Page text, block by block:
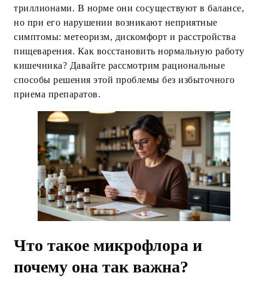
триллионами. В норме они сосуществуют в балансе,
но при его нарушении возникают неприятные
симптомы: метеоризм, дискомфорт и расстройства
пищеварения. Как восстановить нормальную работу
кишечника? Давайте рассмотрим рациональные
способы решения этой проблемы без избыточного
приема препаратов.
Что такое микрофлора и
почему она так важна?